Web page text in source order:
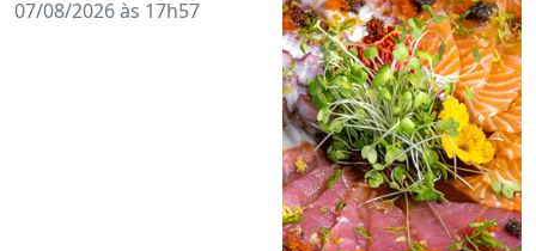
07/08/2026 às 17h57